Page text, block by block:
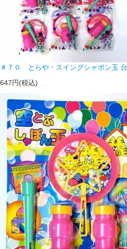
＃７０ とらや・スイングシャボン玉 台
647円(税込)